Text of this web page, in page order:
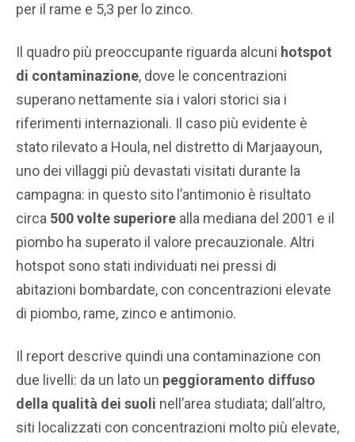
per il rame e 5,3 per lo zinco.
Il quadro più preoccupante riguarda alcuni hotspot
di contaminazione, dove le concentrazioni
superano nettamente sia i valori storici sia i
riferimenti internazionali. Il caso più evidente è
stato rilevato a Houla, nel distretto di Marjaayoun,
uno dei villaggi più devastati visitati durante la
campagna: in questo sito l’antimonio è risultato
circa 500 volte superiore alla mediana del 2001 e il
piombo ha superato il valore precauzionale. Altri
hotspot sono stati individuati nei pressi di
abitazioni bombardate, con concentrazioni elevate
di piombo, rame, zinco e antimonio.
Il report descrive quindi una contaminazione con
due livelli: da un lato un peggioramento diffuso
della qualità dei suoli nell’area studiata; dall’altro,
siti localizzati con concentrazioni molto più elevate,